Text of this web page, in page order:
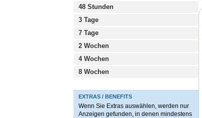
48 Stunden
3 Tage
7 Tage
2 Wochen
4 Wochen
8 Wochen
EXTRAS / BENEFITS
Wenn Sie Extras auswählen, werden nur
Anzeigen gefunden, in denen mindestens